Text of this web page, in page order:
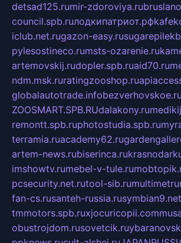
detsad125.rumir-zdoroviya.ru
council.spb.ruлодкипатриот.рф
iclub.net.rugazon-easy.ru
pylesostineco.rumsts-ozarenie.ru
artemovskij.rudopler.spb.ruaid70.ru
ndm.msk.ruratingzooshop.ru
globalautotrade.infobezverhovskoe.ru
ZOOSMART.SPB.RUdalakony.ru
remontt.spb.ruphotostudia.spb.ru
terramia.ruacademy62.ru
artem-news.rubiserinca.ru
imshowtv.rumebel-v-tule.ru
pcsecurity.net.rutool-sib.ru
fan-cs.rusanteh-russia.ru
tmmotors.spb.ruxjocuricopii.com
obustrojdom.rusovetcik.ru